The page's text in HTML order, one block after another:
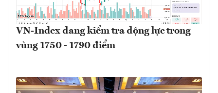
VN-Index đang kiểm tra động lực trong
vùng 1750 - 1790 điểm